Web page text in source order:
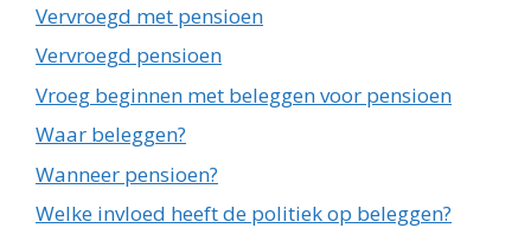
Vervroegd met pensioen
Vervroegd pensioen
Vroeg beginnen met beleggen voor pensioen
Waar beleggen?
Wanneer pensioen?
Welke invloed heeft de politiek op beleggen?